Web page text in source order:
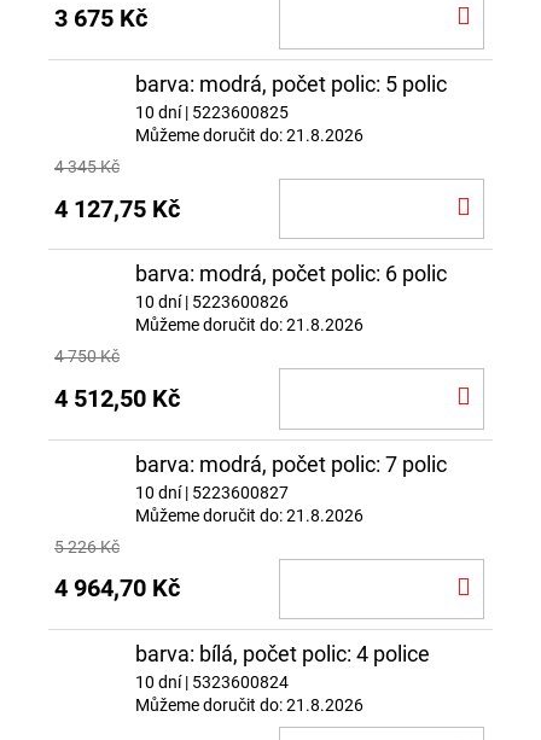
3 675 Kč
barva: modrá, počet polic: 5 polic
10 dní| 5223600825
Můžeme doručit do:21.8.2026
4 345 Kč
4 127,75 Kč
barva: modrá, počet polic: 6 polic
10 dní| 5223600826
Můžeme doručit do:21.8.2026
4 750 Kč
4 512,50 Kč
barva: modrá, počet polic: 7 polic
10 dní| 5223600827
Můžeme doručit do:21.8.2026
5 226 Kč
4 964,70 Kč
barva: bílá, počet polic: 4 police
10 dní| 5323600824
Můžeme doručit do:21.8.2026